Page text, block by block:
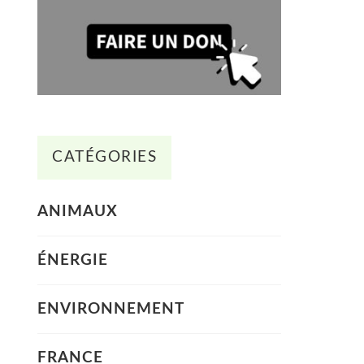
CATÉGORIES
ANIMAUX
ÉNERGIE
ENVIRONNEMENT
FRANCE